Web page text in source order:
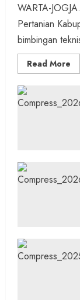
WARTA-
Pertanian
bimbingan
Read More